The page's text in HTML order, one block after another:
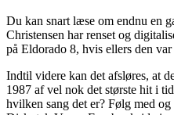
Du kan snart læse om endnu en
Christensen har renset og
på Eldorado 8, hvis ellers den
Indtil videre kan det afsløres, at
1987 af vel nok det største hit i
hvilken sang det er? Følg med